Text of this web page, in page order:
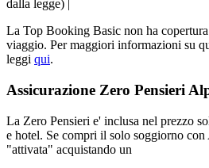
dalla legge) |
La Top Booking Basic non ha
viaggio. Per maggiori informazioni su
leggi qui.
Assicurazione Zero Pensieri
La Zero Pensieri e' inclusa nel prezzo
e hotel. Se compri il solo soggiorno con
"attivata" acquistando un